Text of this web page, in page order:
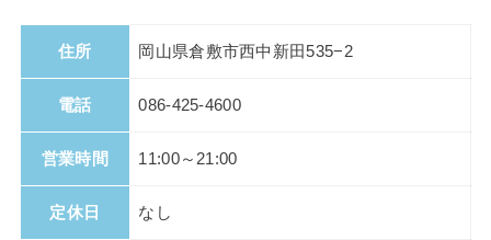
住所 岡山県倉敷市西中新田535−2
電話 086-425-4600
営業時間 11:00～21:00
定休日 なし